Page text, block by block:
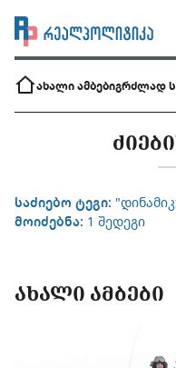
ახალი ამბებიგრძლად
საძიებო ტეგი:
მოიძებნა: 1 შედეგი
ᲐᲮᲐᲚᲘ ᲐᲛᲑᲔᲑᲘ